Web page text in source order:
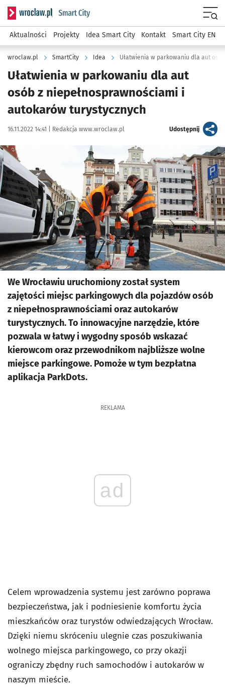
Serwis informacyjny wroclaw.pl podserwis: SmartCity
Aktualności Projekty Idea Smart City Kontakt Smart City EN
wroclaw.pl SmartCity Idea
Ułatwienia w parkowaniu dla aut
osób z niepełnosprawnościami i
autokarów turystycznych
Data publikacji:
16.11.2022 14:41 | Autor:
Redakcja www.wroclaw.pl Udostępnijartykuł
Kliknij, aby powiększyć
We Wrocławiu uruchomiony został system
zajętości miejsc parkingowych dla pojazdów osób
z niepełnosprawnościami oraz autokarów
turystycznych. To innowacyjne narzędzie, które
pozwala w łatwy i wygodny sposób wskazać
kierowcom oraz przewodnikom najbliższe wolne
miejsce parkingowe. Pomoże w tym bezpłatna
aplikacja ParkDots.
REKLAMA
ad
Celem wprowadzenia systemu jest zarówno poprawa
bezpieczeństwa, jak i podniesienie komfortu życia
mieszkańców oraz turystów odwiedzających Wrocław.
Dzięki niemu skróceniu ulegnie czas poszukiwania
wolnego miejsca parkingowego, co przy okazji
ograniczy zbędny ruch samochodów i autokarów w
naszym mieście.